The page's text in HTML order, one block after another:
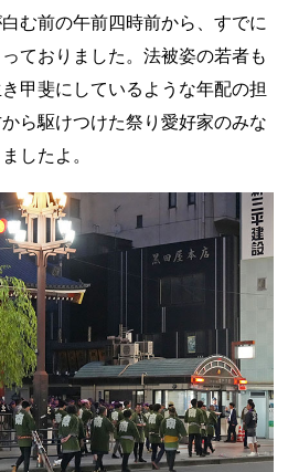
む前の午前四時前から、すでに
ておりました。法被姿の若者も
甲斐にしているような年配の担
ら駆けつけた祭り愛好家のみな
したよ。